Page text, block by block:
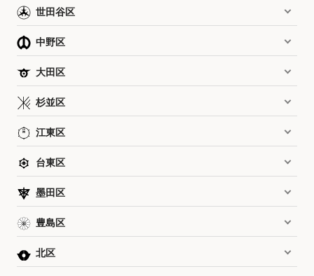
世田谷区
中野区
大田区
杉並区
江東区
台東区
墨田区
豊島区
北区